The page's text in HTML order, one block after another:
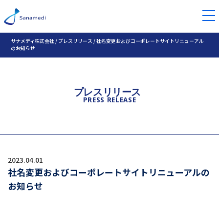
サナメディ株式会社 / プレスリリース /社名変更およびコーポレートサイトリニューアル
のお知らせ
プレスリリース
PRESS RELEASE
2023.04.01
社名変更およびコーポレートサイトリニューアルの
お知らせ